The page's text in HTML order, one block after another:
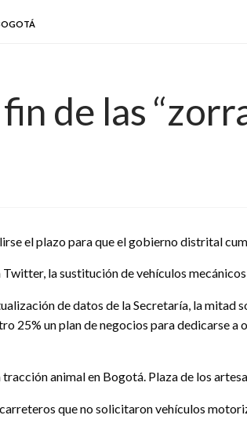
de las
el plazo para que el gobierno distrital
la sustitución de vehículos
de datos de la Secretaría, la
25% un plan de negocios para dedicarse a
animal en Bogotá. Plaza de los
que no solicitaron vehículos